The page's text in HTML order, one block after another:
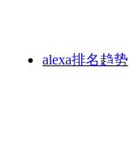
alexa排名趋势